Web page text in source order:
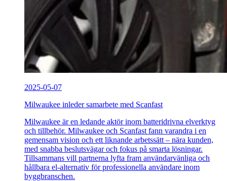
2025-05-07
Milwaukee inleder samarbete med Scanfast
Milwaukee är en ledande aktör inom batteridrivna elverktyg
och tillbehör. Milwaukee och Scanfast fann varandra i en
gemensam vision och ett liknande arbetssätt – nära kunden,
med snabba beslutsvägar och fokus på smarta lösningar.
Tillsammans vill partnerna lyfta fram användarvänliga och
hållbara el-alternativ för professionella användare inom
byggbranschen.